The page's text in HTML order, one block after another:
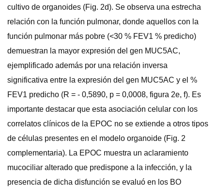
cultivo de organoides (Fig. 2d). Se observa una estrecha
relación con la función pulmonar, donde aquellos con la
función pulmonar más pobre (<30 % FEV1 % predicho)
demuestran la mayor expresión del gen MUC5AC,
ejemplificado además por una relación inversa
significativa entre la expresión del gen MUC5AC y el %
FEV1 predicho (R = - 0,5890, p = 0,0008, figura 2e, f). Es
importante destacar que esta asociación celular con los
correlatos clínicos de la EPOC no se extiende a otros tipos
de células presentes en el modelo organoide (Fig. 2
complementaria). La EPOC muestra un aclaramiento
mucociliar alterado que predispone a la infección, y la
presencia de dicha disfunción se evaluó en los BO